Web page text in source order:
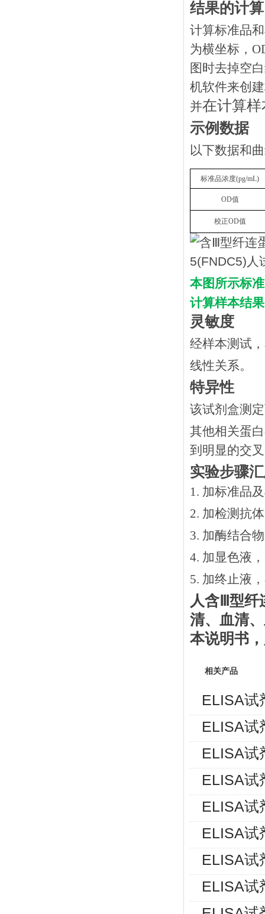
结果的计算
计算标准品
为横坐标，
图时去掉空
机软件来创
并在计算
示例数据
以下数据和
标准品浓度(pg/mL)
OD值
校正OD值
本图所示标
计算样本结果
灵敏度
经样本测试
线性关系。
特异性
该试剂盒测
其他相关蛋
到明显的交
实验步骤
1. 加标准品
2. 加检测抗
3. 加酶结合
4. 加显色液
5. 加终止液
人含 Ⅲ型
清、血清
本说明书
相关产品
ELISA试
ELISA试
ELISA试
ELISA试
ELISA试
ELISA试
ELISA试
ELISA试